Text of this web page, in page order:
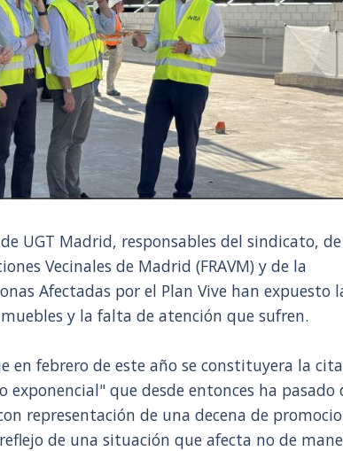
UGT Madrid, responsables del sindicato,
Vecinales de Madrid (FRAVM) y de la
Afectadas por el Plan Vive han expuesto
y la falta de atención que sufren.
en febrero de este año se constituyera la
exponencial" que desde entonces ha pasado
representación de una decena de
de una situación que afecta no de